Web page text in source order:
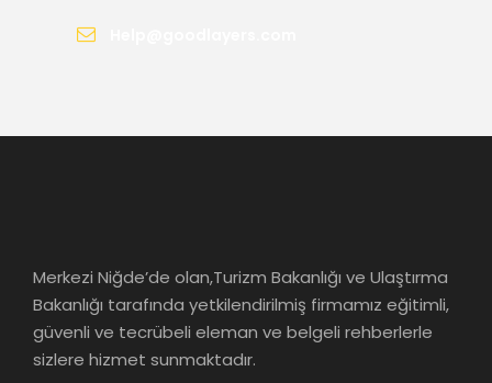
Merkezi Niğde’de olan,Turizm Bakanlığı ve Ulaştırma
Bakanlığı tarafında yetkilendirilmiş firmamız eğitimli,
güvenli ve tecrübeli eleman ve belgeli rehberlerle
sizlere hizmet sunmaktadır.